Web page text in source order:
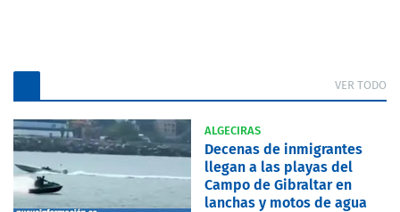
VER TODO
ALGECIRAS
Decenas de inmigrantes
llegan a las playas del
Campo de Gibraltar en
lanchas y motos de agua